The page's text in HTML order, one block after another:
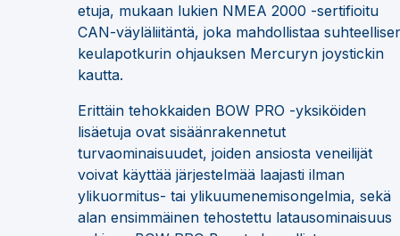
etuja, mukaan lukien NMEA 2000 -sertifioitu
CAN-väyläliitäntä, joka mahdollistaa
keulapotkurin ohjauksen Mercuryn joystickin
kautta.
Erittäin tehokkaiden BOW PRO -yksiköiden
lisäetuja ovat sisäänrakennetut
turvaominaisuudet, joiden ansiosta veneilijät
voivat käyttää järjestelmää laajasti ilman
ylikuormitus- tai ylikuumenemisongelmia, sekä
alan ensimmäinen tehostettu latausominaisuus